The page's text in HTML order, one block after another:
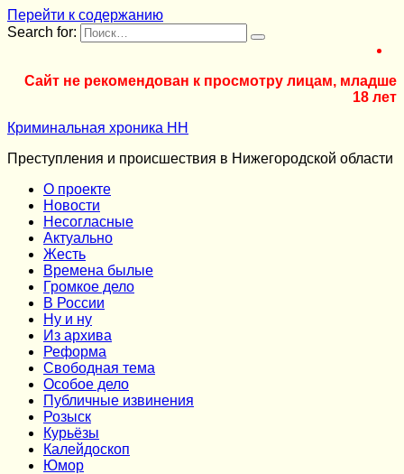
Перейти к содержанию
Search for:
Сайт не рекомендован к просмотру лицам, младше
18 лет
Криминальная хроника НН
Преступления и происшествия в Нижегородской области
О проекте
Новости
Несогласные
Актуально
Жесть
Времена былые
Громкое дело
В России
Ну и ну
Из архива
Реформа
Cвободная тема
Особое дело
Публичные извинения
Розыск
Курьёзы
Калейдоскоп
Юмор